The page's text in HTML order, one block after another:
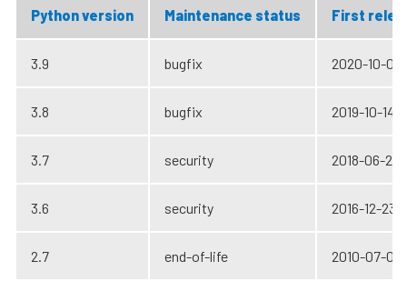
Python version Maintenance status First
3.9 bugfix 2020-10-05
3.8 bugfix 2019-10-14
3.7 security 2018-06-27
3.6 security 2016-12-23
2.7 end-of-life 2010-07-03